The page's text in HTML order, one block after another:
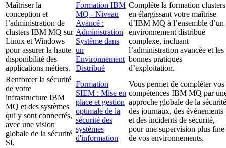
Maîtriser la
conception et
l’administration de
clusters IBM MQ sur
Linux et Windows
pour assurer la haute
disponibilité des
applications métiers.
Formation IBM
MQ - Niveau
Avancé :
Administration
Système dans
un
Environnement
Distribué
Complète la formation clusters
en élargissant votre maîtrise
d’IBM MQ à l’ensemble d’un
environnement distribué
complexe, incluant
l’administration avancée et les
bonnes pratiques
d’exploitation.
Renforcer la sécurité
de votre
infrastructure IBM
MQ et des systèmes
qui y sont connectés,
avec une vision
globale de la sécurité
SI.
Formation
SIEM : Mise en
place et gestion
optimale de la
sécurité des
systèmes
d'information
Vous permet de compléter vos
compétences IBM MQ par
approche globale de la sécurité
des journaux, des événements
et des incidents de sécurité,
pour une supervision plus fine
de vos environnements.